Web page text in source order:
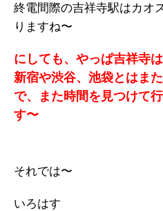
終電間際の吉祥寺駅はカオ
りますね〜
にしても、やっぱ吉祥寺
新宿や渋谷、池袋とはま
で、また時間を見つけて
す〜
それでは〜
いろはす